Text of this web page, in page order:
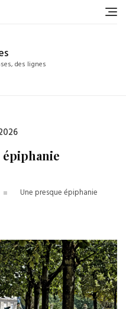
des lignes
Une presque épiphanie